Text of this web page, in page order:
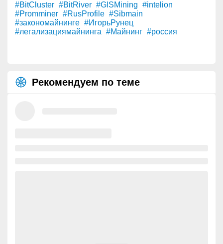
#BitCluster #BitRiver #GISMining #intelion
#Promminer #RusProfile #Sibmain
#закономайнинге #ИгорьРунец
#легализациямайнинга #Майнинг #россия
Рекомендуем по теме